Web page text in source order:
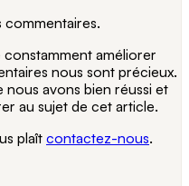
commentaires.
améliorer
nous sont précieux.
nous avons bien réussi et
au sujet de cet article.
plaît contactez-nous.